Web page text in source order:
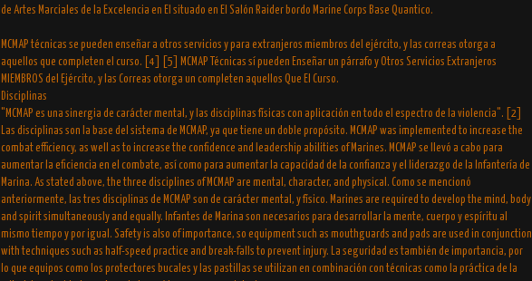
de Artes Marciales de la Excelencia en El situado en El Salón Raider bordo Marine Corps Base Quantico.
MCMAP técnicas se pueden enseñar a otros servicios y para extranjeros miembros del ejército, y las correas otorga a
aquellos que completen el curso. [4] [5] MCMAP Técnicas sí pueden Enseñar un párrafo y Otros Servicios Extranjeros
MIEMBROS del Ejército, y las Correas otorga un completen aquellos Que El Curso.
Disciplinas
"MCMAP es una sinergia de carácter mental, y las disciplinas físicas con aplicación en todo el espectro de la violencia". [2]
Las disciplinas son la base del sistema de MCMAP, ya que tiene un doble propósito. MCMAP was implemented to increase the
combat efficiency, as well as to increase the confidence and leadership abilities of Marines. MCMAP se llevó a cabo para
aumentar la eficiencia en el combate, así como para aumentar la capacidad de la confianza y el liderazgo de la Infantería de
Marina. As stated above, the three disciplines of MCMAP are mental, character, and physical. Como se mencionó
anteriormente, las tres disciplinas de MCMAP son de carácter mental, y físico. Marines are required to develop the mind, body
and spirit simultaneously and equally. Infantes de Marina son necesarios para desarrollar la mente, cuerpo y espíritu al
mismo tiempo y por igual. Safety is also of importance, so equipment such as mouthguards and pads are used in conjunction
with techniques such as half-speed practice and break-falls to prevent injury. La seguridad es también de importancia, por
lo que equipos como los protectores bucales y las pastillas se utilizan en combinación con técnicas como la práctica de la